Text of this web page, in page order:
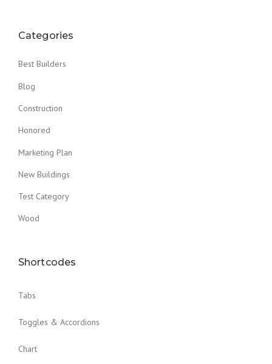
Categories
Best Builders
Blog
Construction
Honored
Marketing Plan
New Buildings
Test Category
Wood
Shortcodes
Tabs
Toggles & Accordions
Chart